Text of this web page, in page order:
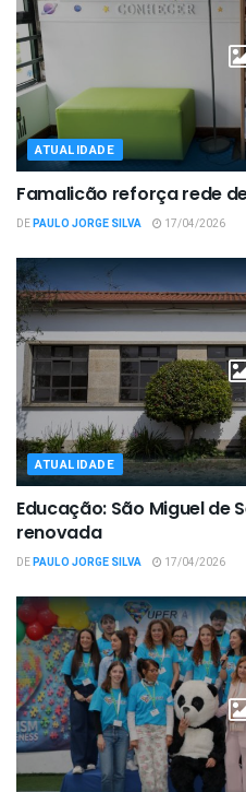
ATUALIDADE
Famalicão reforça rede
DEPAULO JORGE SILVA 17/04/2026
ATUALIDADE
Educação: São Miguel de
renovada
DEPAULO JORGE SILVA 17/04/2026